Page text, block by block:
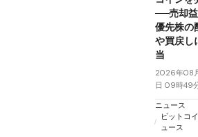
──売却
優先株の
や買戻し
当
2026年08
日 09時49
ニュース
ビットコ
ュース